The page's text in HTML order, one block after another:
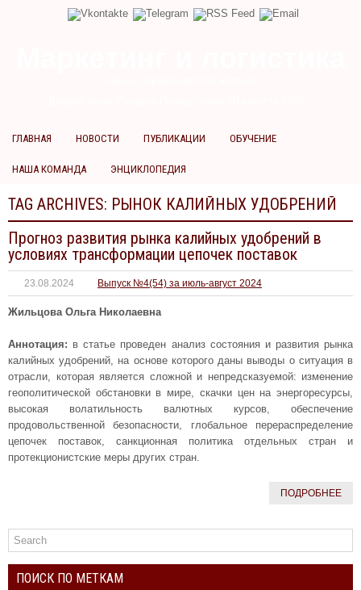
ГЛАВНАЯ НОВОСТИ ПУБЛИКАЦИИ ОБУЧЕНИЕ
НАША КОМАНДА ЭНЦИКЛОПЕДИЯ
TAG ARCHIVES: РЫНОК КАЛИЙНЫХ УДОБРЕНИЙ
Прогноз развития рынка калийных удобрений в
условиях трансформации цепочек поставок
23.08.2024 Выпуск №4(54) за июль-август 2024
Жильцова Ольга Николаевна
Аннотация: в статье проведен анализ состояния и развития рынка
калийных удобрений, на основе которого даны выводы о ситуация в
отрасли, которая является сложной и непредсказуемой: изменение
геополитической обстановки в мире, скачки цен на энергоресурсы,
высокая волатильность валютных курсов, обеспечение
продовольственной безопасности, глобальное перераспределение
цепочек поставок, санкционная политика отдельных стран и
протекционистские меры других стран.
ПОДРОБНЕЕ
ПОИСК ПО МЕТКАМ